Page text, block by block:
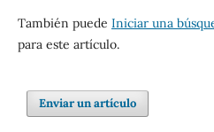
También puede Iniciar una
para este artículo.
Enviar un artículo